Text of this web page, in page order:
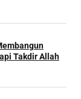
Takdir Allah